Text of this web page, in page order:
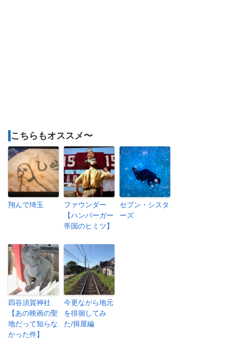
こちらもオススメ〜
翔んで埼玉
ファウンダー
【ハンバーガー
帝国のヒミツ】
セブン・シスタ
ーズ
四谷須賀神社
【あの映画の聖
地だって知らな
かった件】
今更ながら地元
を徘徊してみ
た/揖屋編